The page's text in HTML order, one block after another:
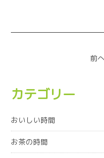
前へ
カテゴリー
おいしい時間
お茶の時間